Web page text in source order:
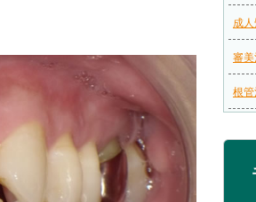
成
審
根